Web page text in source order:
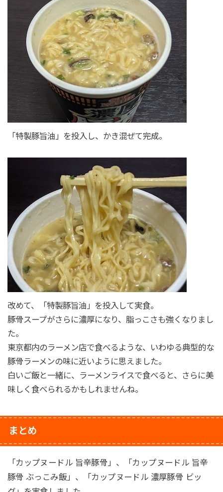
「特製豚旨油」を投入し、かき混ぜて完成。
改めて、「特製豚旨油」を投入して実食。
豚骨スープがさらに濃厚になり、脂っこさも強くなりまし
た。
東京都内のラーメン店で食べるような、いわゆる典型的な
豚骨ラーメンの味に近いように思えました。
白いご飯と一緒に、ラーメンライスで食べると、さらに美
味しく食べられるかもしれませんね。
まとめ
「カップヌードル 旨辛豚骨」、「カップヌードル 旨辛
豚骨 ぶっこみ飯」、「カップヌードル 濃厚豚骨 ビッ